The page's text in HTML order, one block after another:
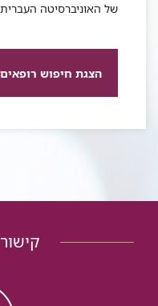
של האוניברסיטה העברית
הצגת חיפוש רופאים